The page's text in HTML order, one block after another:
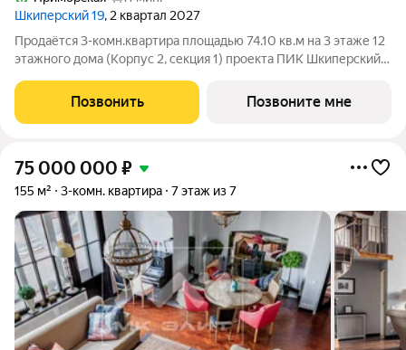
Шкиперский 19, 2 квартал 2027
Продаётся 3-комн.квартира площадью 74.10 кв.м на 3 этаже 12
этажного дома (Корпус 2, секция 1) проекта ПИК Шкиперский
функциональная планировка, большие окна. Жилой квартал
«Шкиперский 19» возводится в
Позвонить Позвоните мне
75 000 000 ₽
155 м² 3-комн. квартира 7 этаж из 7